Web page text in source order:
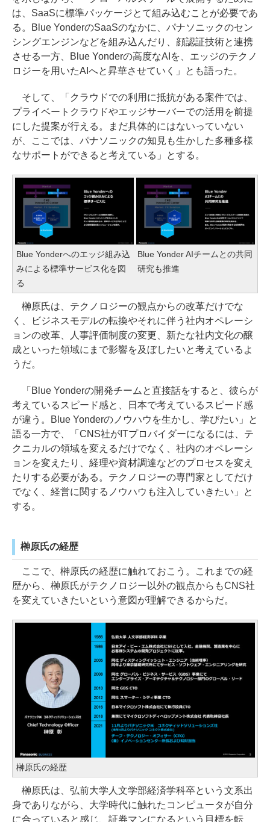
は、SaaSに標準パッケージとて組み込むことが必要であ
る。Blue YonderのSaaSのなかに、パナソニックのセン
シングエンジンなどを組み込んだり、顔認証技術と連携
させる一方、Blue Yonderの高度なAIを、エッジのテクノ
ロジーを用いたAIへと昇華させていく」とも語った。
そして、「クラウドでの利用に抵抗がある案件では、
プライベートクラウドやエッジサーバーでの活用を前提
にした提案が行える。まだ具体的にはないっていない
が、ここでは、パナソニックの知見も生かした多種多様
なサポートができると考えている」とする。
Blue Yonderへのエッジ組み込
みによる標準サービス化を図
る
Blue Yonder AIチームとの共同
研究も推進
榊原氏は、テクノロジーの観点からの改革だけでな
く、ビジネスモデルの転換やそれに伴う社内オペレーシ
ョンの改革、人事評価制度の変更、新たな社内文化の醸
成といった領域にまで影響を及ぼしたいと考えているよ
うだ。
「Blue Yonderの開発チームと直接話をすると、彼らが
考えているスピード感と、日本で考えているスピード感
が違う。Blue Yonderのノウハウを生かし、学びたい」と
語る一方で、「CNS社がITプロバイダーになるには、テ
クニカルの領域を変えるだけでなく、社内のオペレーシ
ョンを変えたり、経理や資材調達などのプロセスを変え
たりする必要がある。テクノロジーの専門家としてだけ
でなく、経営に関するノウハウも注入していきたい」と
する。
榊原氏の経歴
ここで、榊原氏の経歴に触れておこう。これまでの経
歴から、榊原氏がテクノロジー以外の観点からもCNS社
を変えていきたいという意図が理解できるからだ。
榊原氏の経歴
榊原氏は、弘前大学人文学部経済学科卒という文系出
身でありながら、大学時代に触れたコンピュータが自分
に合っていると感じ、証券マンになるという目標を転